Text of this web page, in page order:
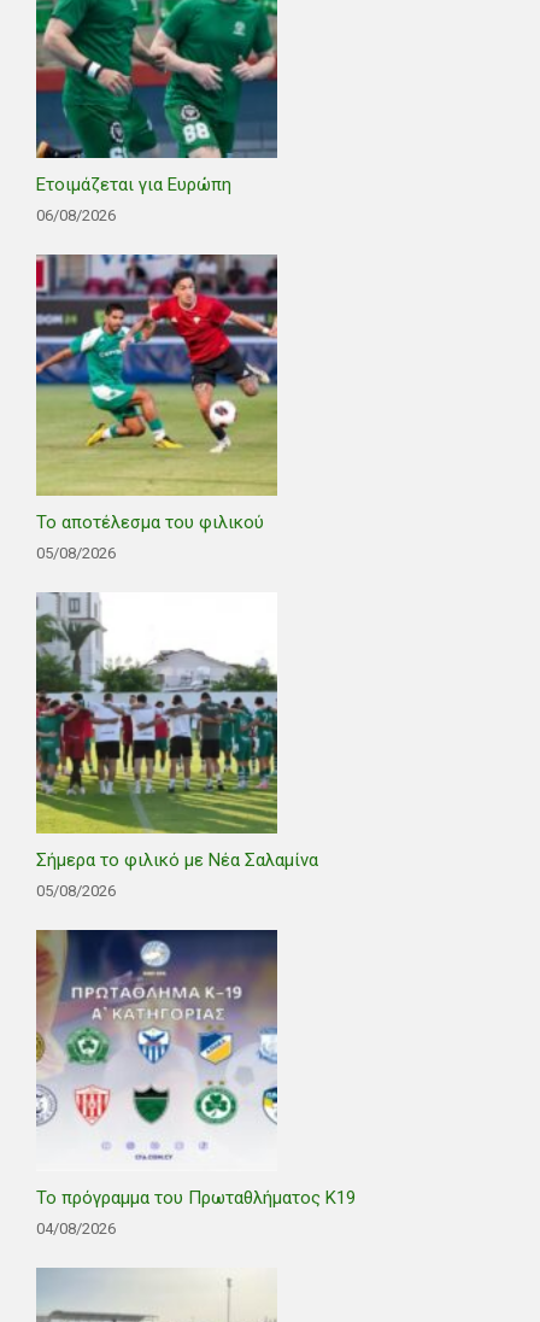
Ετοιμάζεται για Ευρώπη
06/08/2026
Το αποτέλεσμα του φιλικού
05/08/2026
Σήμερα το φιλικό με Νέα Σαλαμίνα
05/08/2026
Το πρόγραμμα του Πρωταθλήματος Κ19
04/08/2026